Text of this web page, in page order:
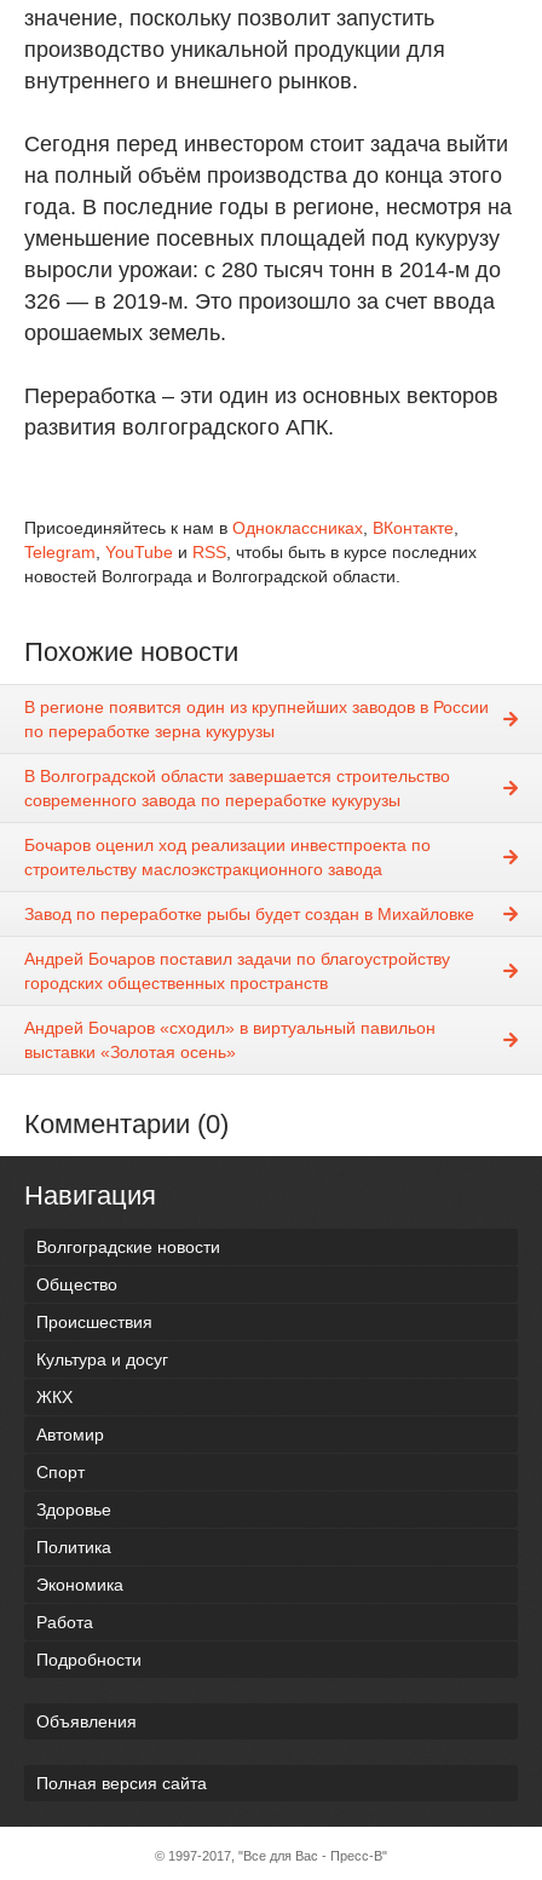
значение, поскольку позволит запустить
производство уникальной продукции для
внутреннего и внешнего рынков.
Сегодня перед инвестором стоит задача выйти
на полный объём производства до конца этого
года. В последние годы в регионе, несмотря на
уменьшение посевных площадей под кукурузу
выросли урожаи: с 280 тысяч тонн в 2014-м до
326 — в 2019-м. Это произошло за счет ввода
орошаемых земель.
Переработка – эти один из основных векторов
развития волгоградского АПК.
Присоединяйтесь к нам в Одноклассниках ВКонтакте
Telegram YouTube и RSS , чтобы быть в курсе последних
новостей Волгограда и Волгоградской области.
Похожие новости
В регионе появится один из крупнейших заводов в России
по переработке зерна кукурузы
В Волгоградской области завершается строительство
современного завода по переработке кукурузы
Бочаров оценил ход реализации инвестпроекта по
строительству маслоэкстракционного завода
Завод по переработке рыбы будет создан в Михайловке
Андрей Бочаров поставил задачи по благоустройству
городских общественных пространств
Андрей Бочаров «сходил» в виртуальный павильон
выставки «Золотая осень»
Комментарии (0)
Навигация
Волгоградские новости
Общество
Происшествия
Культура и досуг
ЖКХ
Автомир
Спорт
Здоровье
Политика
Экономика
Работа
Подробности
Объявления
Полная версия сайта
© 1997-2017, "Все для Вас - Пресс-В"